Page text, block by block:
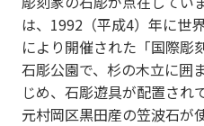
は、1992（平成4）年に世
により開催された「国際彫
石彫公園で、杉の木立に囲
じめ、石彫遊具が配置され
元村岡区黒田産の笠波石が